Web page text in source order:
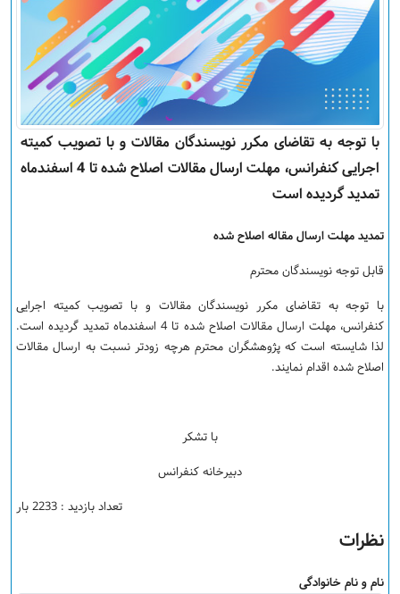
با توجه به تقاضای مکرر نویسندگان مقالات و با تصویب کمیته
اجرایی کنفرانس، مهلت ارسال مقالات اصلاح شده تا 4 اسفندماه
تمدید گردیده است
تمدید مهلت ارسال مقاله اصلاح شده
قابل توجه نویسندگان محترم
با توجه به تقاضای مکرر نویسندگان مقالات و با تصویب کمیته اجرایی
کنفرانس، مهلت ارسال مقالات اصلاح شده تا 4 اسفندماه تمدید گردیده است.
لذا شایسته است که پژوهشگران محترم هرچه زودتر نسبت به ارسال مقالات
اصلاح شده اقدام نمایند.
با تشکر
دبیرخانه کنفرانس
تعداد بازدید : 2233 بار
نظرات
نام و نام خانوادگی